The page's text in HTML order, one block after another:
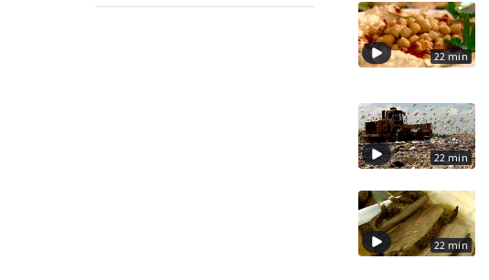
22 min
22 min
22 min